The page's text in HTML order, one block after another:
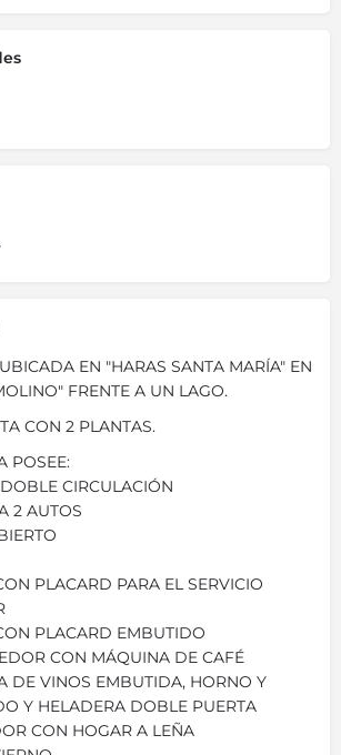
EN "HARAS SANTA MARÍA" EN
FRENTE A UN LAGO.
CON 2 PLANTAS.
POSEE:
CIRCULACIÓN
2 AUTOS
PLACARD PARA EL SERVICIO
PLACARD EMBUTIDO
CON MÁQUINA DE CAFÉ
DE VINOS EMBUTIDA, HORNO Y
Y HELADERA DOBLE PUERTA
CON HOGAR A LEÑA